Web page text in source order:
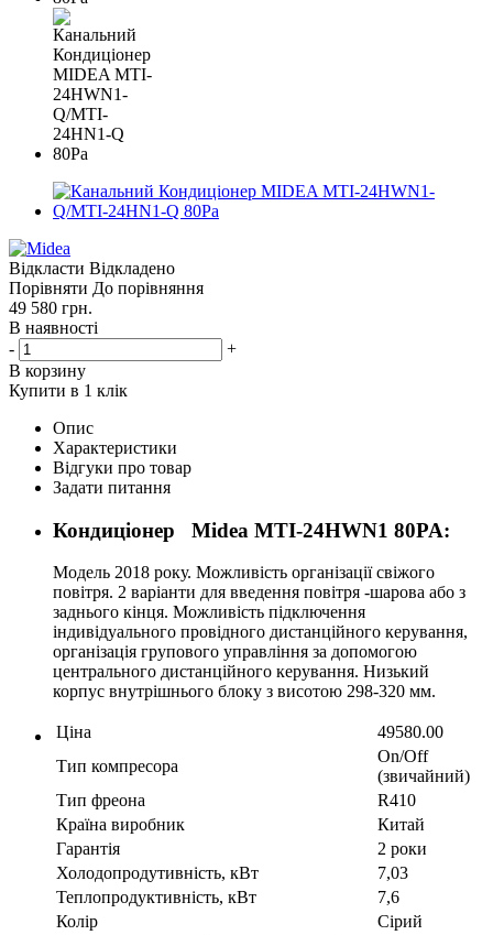
Відкласти Відкладено
Порівняти До порівняння
49 580 грн.
В наявності
-
+
В корзину
Купити в 1 клік
Опис
Характеристики
Відгуки про товар
Задати питання
Кондиціонер Midea MTI-24HWN1 80PA:
Модель 2018 року. Можливість організації свіжого
повітря. 2 варіанти для введення повітря -шарова або з
заднього кінця. Можливість підключення
індивідуального провідного дистанційного керування,
організація групового управління за допомогою
центрального дистанційного керування. Низький
корпус внутрішнього блоку з висотою 298-320 мм.
Ціна
49580.00
Тип компресора
On/Off
(звичайний)
Тип фреона
R410
Країна виробник
Китай
Гарантія
2 роки
Холодопродутивність, кВт
7,03
Теплопродуктивність, кВт
7,6
Колір
Сірий